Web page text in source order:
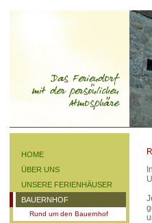
HOME
ÜBER UNS
UNSERE FERIENHÄUSER
BAUERNHOF
Rund um den Bauernhof